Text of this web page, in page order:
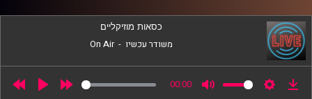
00:00
כסאות מוזיקליים
משודר עכשיו -
On Air